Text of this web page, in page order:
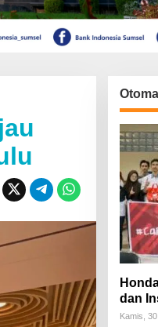
dan
Kamis,